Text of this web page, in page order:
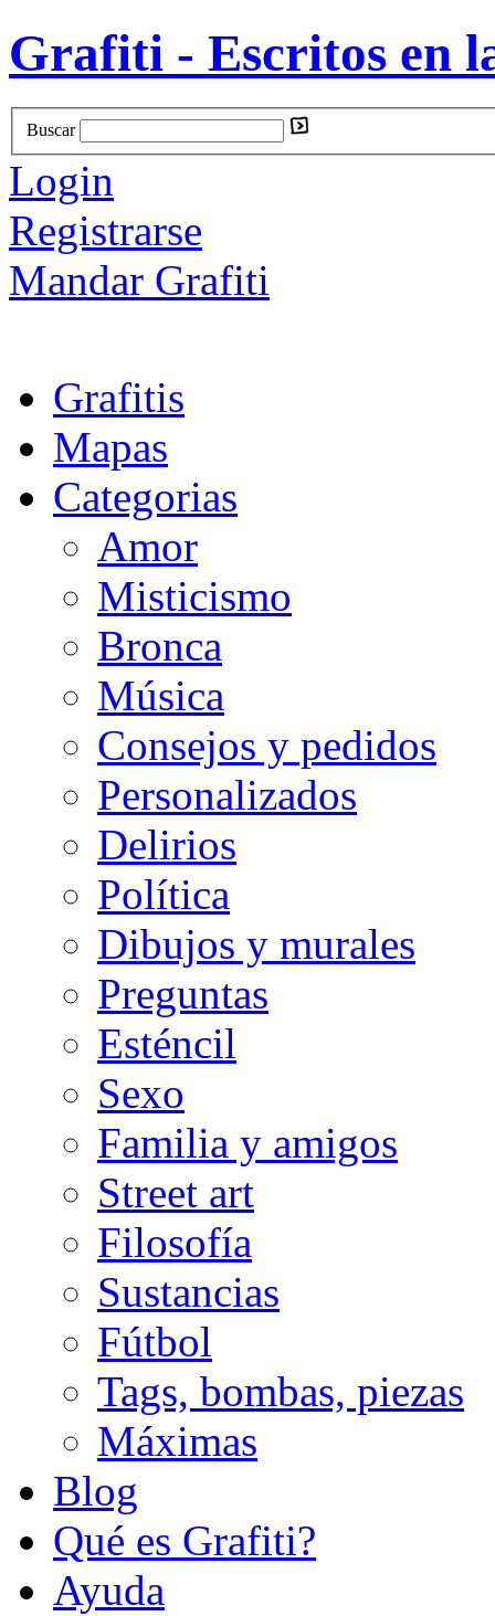
Grafiti - Escritos en
Buscar
Login
Registrarse
Mandar Grafiti
Grafitis
Mapas
Categorias
Amor
Misticismo
Bronca
Música
Consejos y pedidos
Personalizados
Delirios
Política
Dibujos y murales
Preguntas
Esténcil
Sexo
Familia y amigos
Street art
Filosofía
Sustancias
Fútbol
Tags, bombas, piezas
Máximas
Blog
Qué es Grafiti?
Ayuda